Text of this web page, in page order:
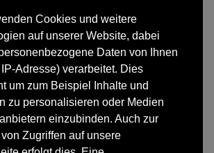
Cookies und weitere
auf unserer Website, dabei
Daten von Ihnen
Adresse) verarbeitet. Dies
um zum Beispiel Inhalte und
zu personalisieren oder Medien
einzubinden. Auch zur
Zugriffen auf unsere